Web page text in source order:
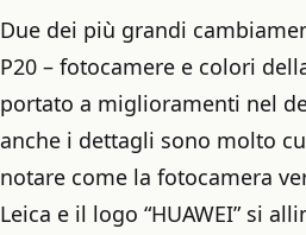
Due dei più grandi
P20 – fotocamere e colori
portato a miglioramenti nel
anche i dettagli sono molto
notare come la fotocamera
Leica e il logo “HUAWEI” si